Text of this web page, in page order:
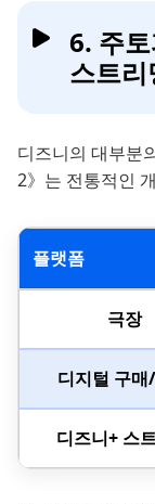
6. 주
스트
디즈니의 대부분
2》는 전통적인
플랫폼
극장
디지털 구매
디즈니+ 스